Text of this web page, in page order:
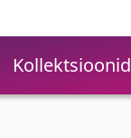
Kollektsioonid